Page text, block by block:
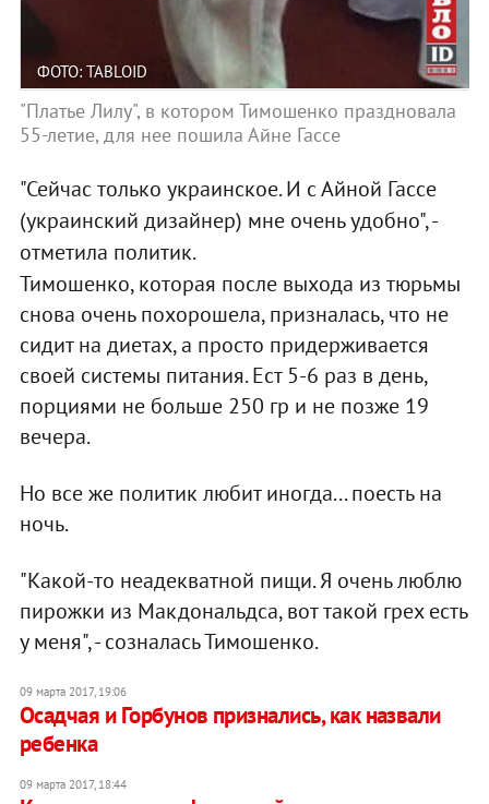
ФОТО: TABLOID
"Платье Лилу", в котором Тимошенко праздновала
55-летие, для нее пошила Айне Гассе
"Сейчас только украинское. И с Айной Гассе
(украинский дизайнер) мне очень удобно", -
отметила политик.
Тимошенко, которая после выхода из тюрьмы
снова очень похорошела, призналась, что не
сидит на диетах, а просто придерживается
своей системы питания. Ест 5-6 раз в день,
порциями не больше 250 гр и не позже 19
вечера.
Но все же политик любит иногда... поесть на
ночь.
"Какой-то неадекватной пищи. Я очень люблю
пирожки из Макдональдса, вот такой грех есть
у меня", - созналась Тимошенко.
09 марта 2017, 19:06
Осадчая и Горбунов признались, как назвали
ребенка
09 марта 2017, 18:44